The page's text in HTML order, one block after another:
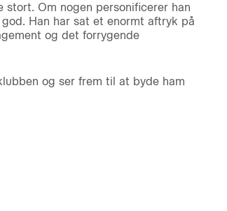
Om nogen personificerer han
Han har sat et enormt aftryk på
og det forrygende
og ser frem til at byde ham